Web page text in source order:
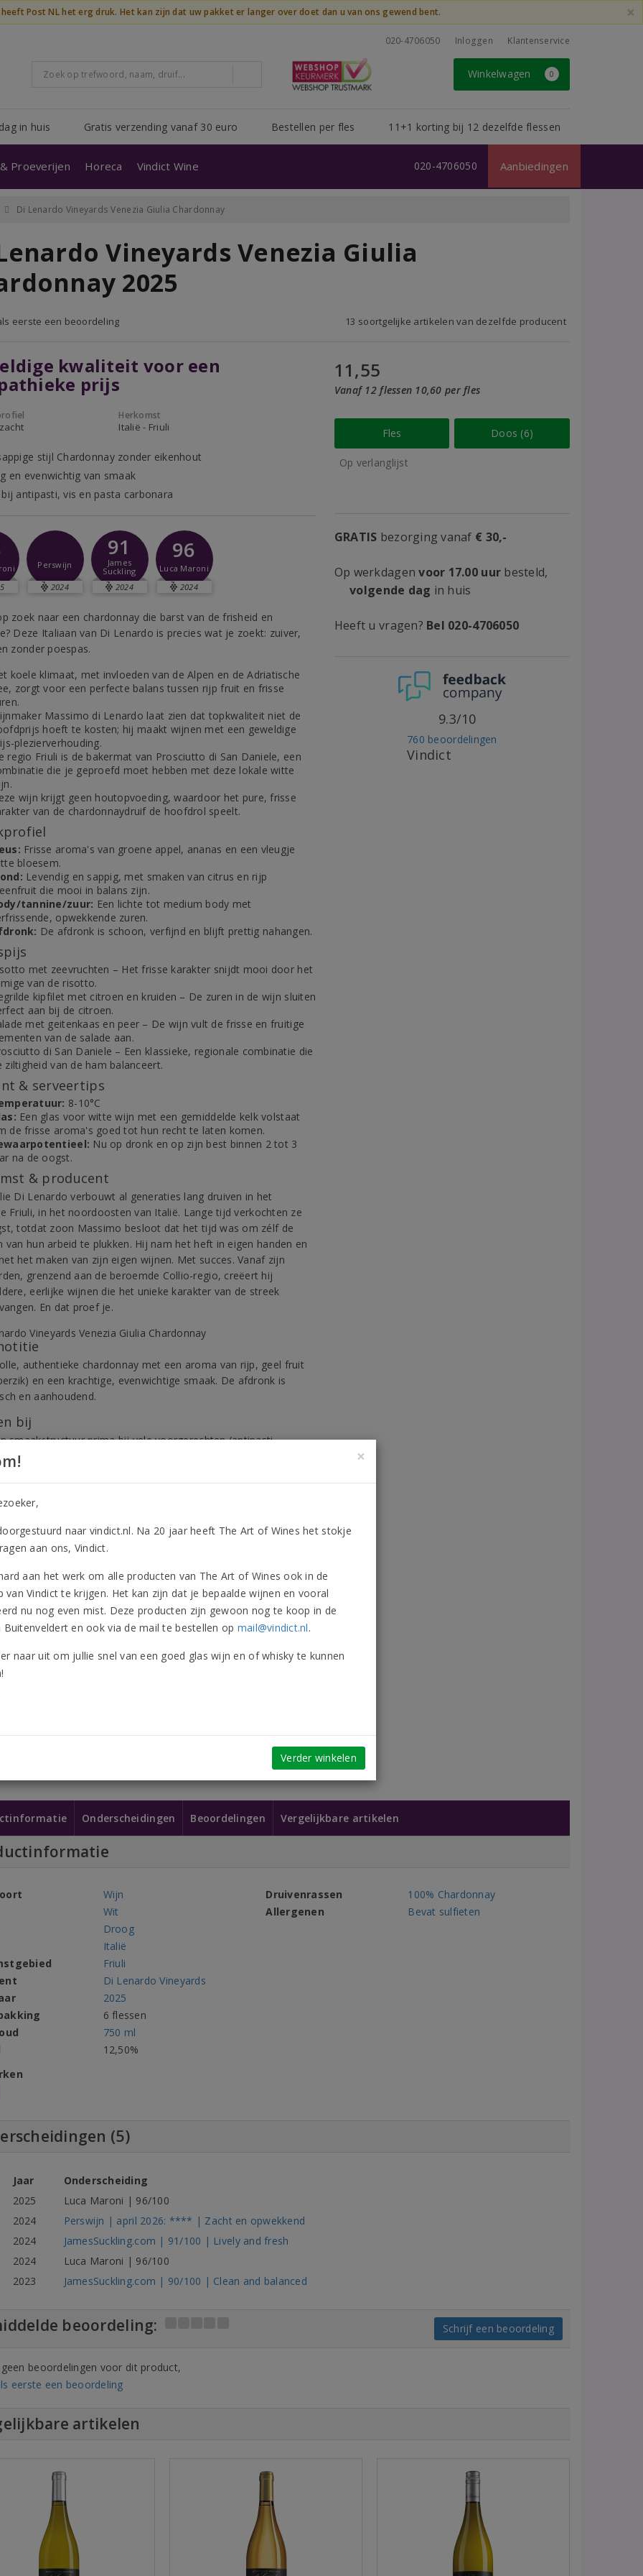
Post NL het erg druk. Het kan zijn dat uw pakket er langer over doet dan u van ons gewend bent. ×
020-4706050 Inloggen Klantenservice
Winkelwagen 0
in huis Gratis verzending vanaf 30 euro Bestellen per fles 11+1 korting bij 12 dezelfde flessen
Proeverijen Horeca Vindict Wine Aanbiedingen
020-4706050
Di Lenardo Vineyards Venezia Giulia Chardonnay
Vineyards Venezia Giulia
2025
eerste een beoordeling 13 soortgelijke artikelen van dezelfde producent
kwaliteit voor een
prijs
Herkomst
Italië - Friuli
stijl Chardonnay zonder eikenhout
en evenwichtig van smaak
bij antipasti, vis en pasta carbonara
Perswijn
2024
91
James
Suckling
2024
96
Luca Maroni
2024
zoek naar een chardonnay die barst van de frisheid en
Deze Italiaan van Di Lenardo is precies wat je zoekt: zuiver,
zonder poespas.
koele klimaat, met invloeden van de Alpen en de Adriatische
zorgt voor een perfecte balans tussen rijp fruit en frisse
Massimo di Lenardo laat zien dat topkwaliteit niet de
hoeft te kosten; hij maakt wijnen met een geweldige
plezierverhouding.
regio Friuli is de bakermat van Prosciutto di San Daniele, een
die je geproefd moet hebben met deze lokale witte
wijn krijgt geen houtopvoeding, waardoor het pure, frisse
van de chardonnaydruif de hoofdrol speelt.
Frisse aroma's van groene appel, ananas en een vleugje
bloesem.
Levendig en sappig, met smaken van citrus en rijp
die mooi in balans zijn.
tannine/zuur: Een lichte tot medium body met
opwekkende zuren.
De afdronk is schoon, verfijnd en blijft prettig nahangen.
met zeevruchten – Het frisse karakter snijdt mooi door het
van de risotto.
kipfilet met citroen en kruiden – De zuren in de wijn sluiten
aan bij de citroen.
met geitenkaas en peer – De wijn vult de frisse en fruitige
van de salade aan.
di San Daniele – Een klassieke, regionale combinatie die
ziltigheid van de ham balanceert.
& serveertips
8-10°C
Een glas voor witte wijn met een gemiddelde kelk volstaat
de frisse aroma's goed tot hun recht te laten komen.
Nu op dronk en op zijn best binnen 2 tot 3
na de oogst.
& producent
Di Lenardo verbouwt al generaties lang druiven in het
Friuli, in het noordoosten van Italië. Lange tijd verkochten ze
totdat zoon Massimo besloot dat het tijd was om zélf de
van hun arbeid te plukken. Hij nam het heft in eigen handen en
het maken van zijn eigen wijnen. Met succes. Vanaf zijn
grenzend aan de beroemde Collio-regio, creëert hij
eerlijke wijnen die het unieke karakter van de streek
En dat proef je.
authentieke chardonnay met een aroma van rijp, geel fruit
en een krachtige, evenwichtige smaak. De afdronk is
en aanhoudend.
bij
smaakstructuur prima bij vele voorgerechten (antipasti,
maar ook erg lekker bij geurige pasta's met vis of carbonara
room).
11,55
Vanaf 12 flessen 10,60 per fles
Fles Doos (6)
Op verlanglijst
GRATIS bezorging vanaf € 30,-
Op werkdagenvoor 17.00 uur besteld,
volgende dag in huis
Heeft u vragen? Bel 020-4706050
Vindict
760 beoordelingen
9.3/10
Onderscheidingen Beoordelingen Vergelijkbare artikelen
Wijn
Wit
Droog
Italië
Friuli
Di Lenardo Vineyards
2025
6 flessen
750 ml
12,50%
Druivenrassen
100% Chardonnay
Allergenen
Bevat sulfieten
(5)
Jaar
Onderscheiding
2025
Luca Maroni | 96/100
2024
Perswijn | april 2026: **** | Zacht en opwekkend
2024
JamesSuckling.com | 91/100 | Lively and fresh
2024
Luca Maroni | 96/100
2023
JamesSuckling.com | 90/100 | Clean and balanced
beoordeling: Schrijf een beoordeling
geen beoordelingen voor dit product,
eerste een beoordeling
artikelen
×
naar vindict.nl. Na 20 jaar heeft The Art of Wines het stokje
aan ons, Vindict.
aan het werk om alle producten van The Art of Wines ook in de
van Vindict te krijgen. Het kan zijn dat je bepaalde wijnen en vooral
nu nog even mist. Deze producten zijn gewoon nog te koop in de
Buitenveldert en ook via de mail te bestellen op mail@vindict.nl.
naar uit om jullie snel van een goed glas wijn en of whisky te kunnen
Verder winkelen